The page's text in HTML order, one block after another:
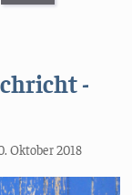
-
Oktober 2018